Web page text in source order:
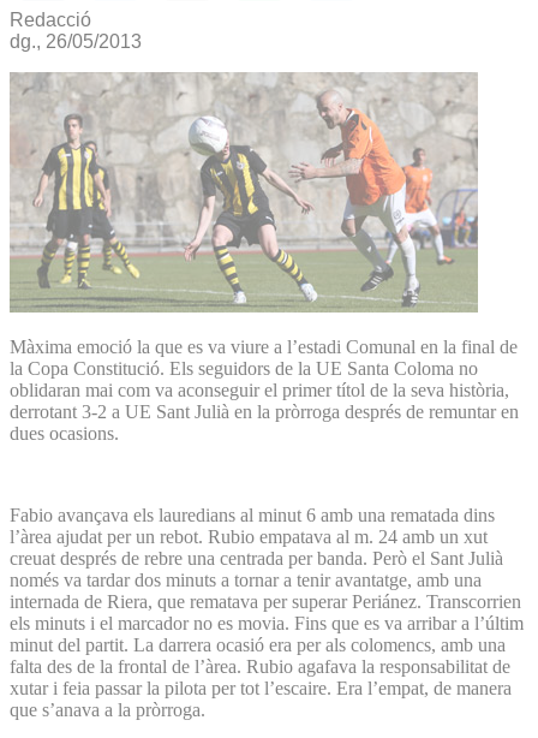
Redacció
dg., 26/05/2013
Màxima emoció la que es va viure a l’estadi Comunal en la final de
la Copa Constitució. Els seguidors de la UE Santa Coloma no
oblidaran mai com va aconseguir el primer títol de la seva història,
derrotant 3-2 a UE Sant Julià en la pròrroga després de remuntar en
dues ocasions.
Fabio avançava els lauredians al minut 6 amb una rematada dins
l’àrea ajudat per un rebot. Rubio empatava al m. 24 amb un xut
creuat després de rebre una centrada per banda. Però el Sant Julià
només va tardar dos minuts a tornar a tenir avantatge, amb una
internada de Riera, que rematava per superar Periánez. Transcorrien
els minuts i el marcador no es movia. Fins que es va arribar a l’últim
minut del partit. La darrera ocasió era per als colomencs, amb una
falta des de la frontal de l’àrea. Rubio agafava la responsabilitat de
xutar i feia passar la pilota per tot l’escaire. Era l’empat, de manera
que s’anava a la pròrroga.